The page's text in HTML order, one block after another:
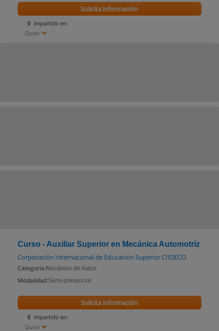
Impartido en:
Quito
Solicita información
Curso - Auxiliar Superior en Mecánica Automotríz
Corporación Internacional de Educación Superior CIIDECO
Categoría: Mecánico de Autos
Modalidad:Semi-presencial
Impartido en:
Quito
Solicita información